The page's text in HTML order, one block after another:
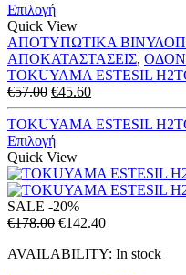
Επιλογή
Quick View
ΑΠΟΤΥΠΩΤΙΚΑ
ΑΠΟΚΑΤΑΣΤΑΣΕΙΣ,
TOKUYAMA ESTESIL
€57.00 Original
price
was:
€57.00.
€45.60Η
τρέχουσα
τιμή
TOKUYAMA ESTESIL
Επιλογή
Quick View
SALE -20%
€178.00 Original
was:
€142.40Η
τιμή
AVAILABILITY: In stock